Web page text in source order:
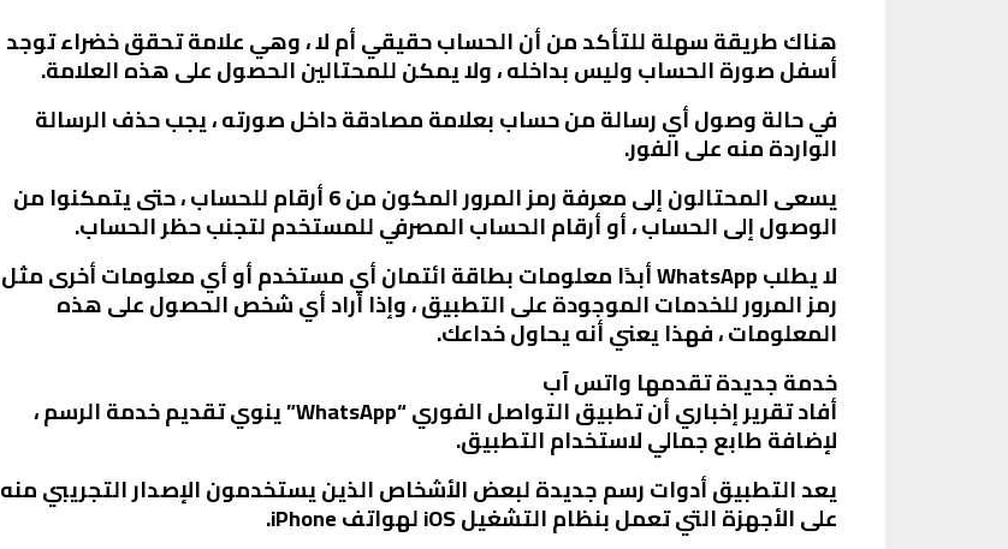
هناك طريقة سهلة للتأكد من أن الحساب حقيقي أم لا ، وهي علامة تحقق خضراء توجد
أسفل صورة الحساب وليس بداخله ، ولا يمكن للمحتالين الحصول على هذه العلامة.
في حالة وصول أي رسالة من حساب بعلامة مصادقة داخل صورته ، يجب حذف الرسالة
الواردة منه على الفور.
يسعى المحتالون إلى معرفة رمز المرور المكون من 6 أرقام للحساب ، حتى يتمكنوا من
الوصول إلى الحساب ، أو أرقام الحساب المصرفي للمستخدم لتجنب حظر الحساب.
لا يطلب WhatsApp أبدًا معلومات بطاقة ائتمان أي مستخدم أو أي معلومات أخرى مثل
رمز المرور للخدمات الموجودة على التطبيق ، وإذا أراد أي شخص الحصول على هذه
المعلومات ، فهذا يعني أنه يحاول خداعك.
خدمة جديدة تقدمها واتس آب
أفاد تقرير إخباري أن تطبيق التواصل الفوري “WhatsApp” ينوي تقديم خدمة الرسم ،
لإضافة طابع جمالي لاستخدام التطبيق.
يعد التطبيق أدوات رسم جديدة لبعض الأشخاص الذين يستخدمون الإصدار التجريبي منه
على الأجهزة التي تعمل بنظام التشغيل iOS لهواتف iPhone.